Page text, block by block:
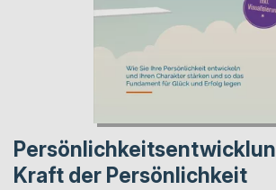
Kraft der Persönlichkeit